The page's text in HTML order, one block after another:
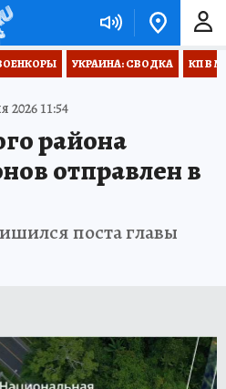
УКРАИНА: СВОДКА КП В
2026 11:54
района
отправлен в
поста главы